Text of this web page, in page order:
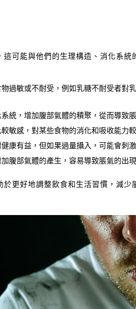
可能與他們的生理構造、消化系
過敏或不耐受，例如乳糖不耐受者對
統，增加腹部氣體的積聚，從而導致
敏感，對某些食物的消化和吸收能力
康有益，但如果過量攝入，可能會刺
腹部氣體的產生，容易導致脹氣的出現
更好地調整飲食和生活習慣，減少